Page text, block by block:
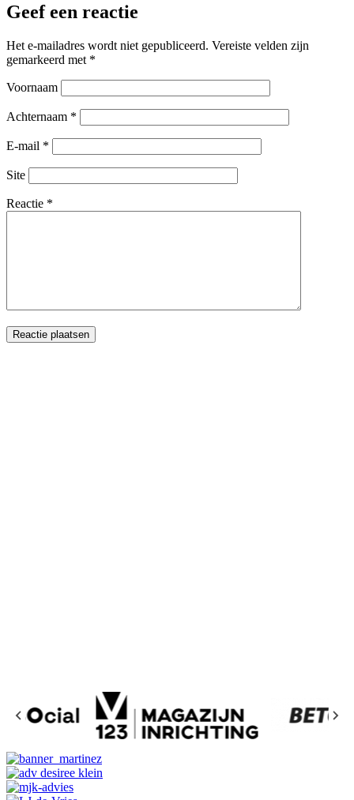
Geef een reactie
Het e-mailadres wordt niet gepubliceerd. Vereiste velden zijn
gemarkeerd met *
Voornaam
Achternaam *
E-mail *
Site
Reactie *